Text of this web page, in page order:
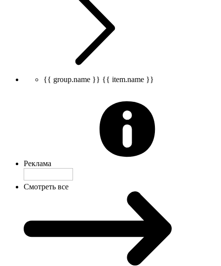
{{ group.name }} {{ item.name }}
Реклама
Смотреть все